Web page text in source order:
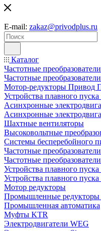
E-mail: zakaz@privodplus.ru
Каталог
Частотные
Частотные
Мотор-редукторы Привод
Устройства плавного
Асинхронные
Асинхронные
Шахтные вентиляторы
Высоковольтные
Системы бесперебойного
Частотные
Частотные
Устройства плавного
Устройства плавного
Мотор редукторы
Промышленные
Промышленная автоматика
Муфты KTR
Электродвигатели WEG